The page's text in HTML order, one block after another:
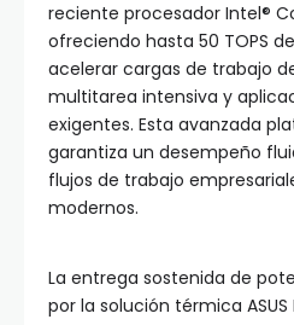
reciente procesador Intel®
ofreciendo hasta 50 TOPS
acelerar cargas de trabajo
multitarea intensiva y
exigentes. Esta avanzada
garantiza un desempeño
flujos de trabajo
modernos.
La entrega sostenida de
por la solución térmica ASUS